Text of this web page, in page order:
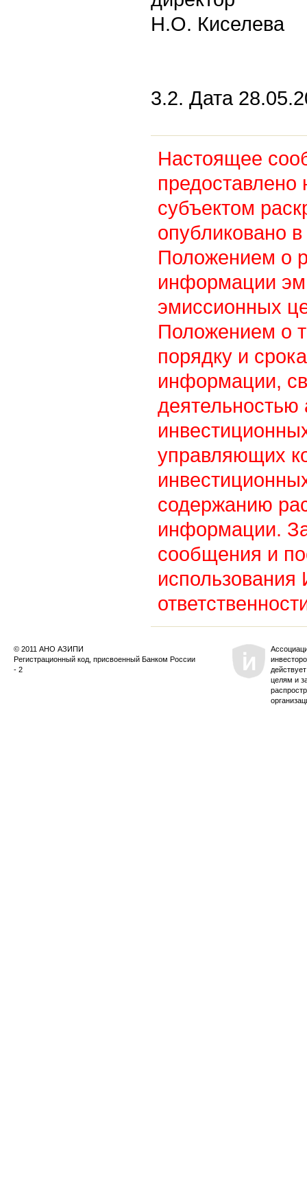
Н.О. Киселева
3.2. Дата
Настоящее
предоставлено
субъектом
опубликовано в
Положением о
информации
эмиссионных
Положением о
порядку и
информации,
управляющих
содержанию
информации.
сообщения и
© 2011 АНО АЗИПИ
Регистрационный код, присвоенный Банком России
- 2
целям и